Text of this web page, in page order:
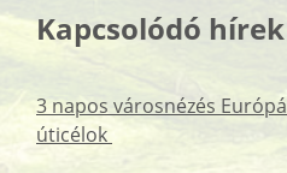
Kapcsolódó hírek
3 napos városnézés
úticélok